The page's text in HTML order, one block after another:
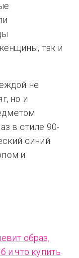
так и
не
но и
в стиле 90-
синий
и
образ,
и что купить